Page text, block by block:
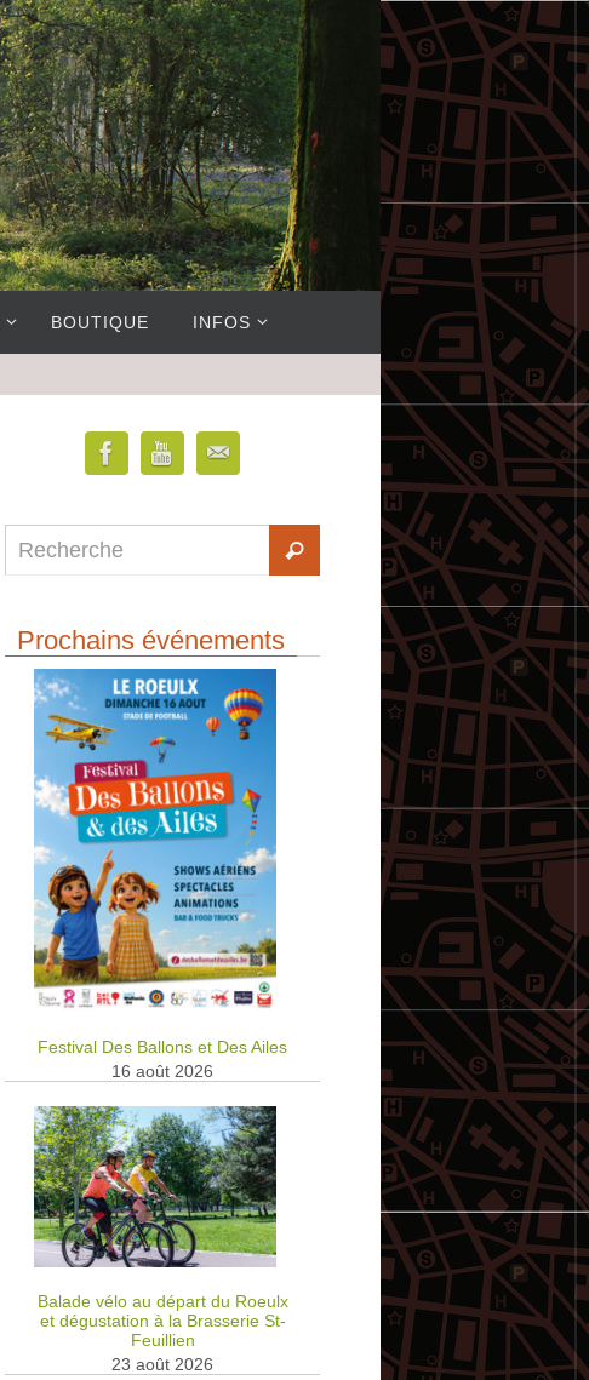
BOUTIQUE INFOS
Prochains événements
Festival Des Ballons et Des Ailes
16 août 2026
Balade vélo au départ du Roeulx
et dégustation à la Brasserie St-
Feuillien
23 août 2026